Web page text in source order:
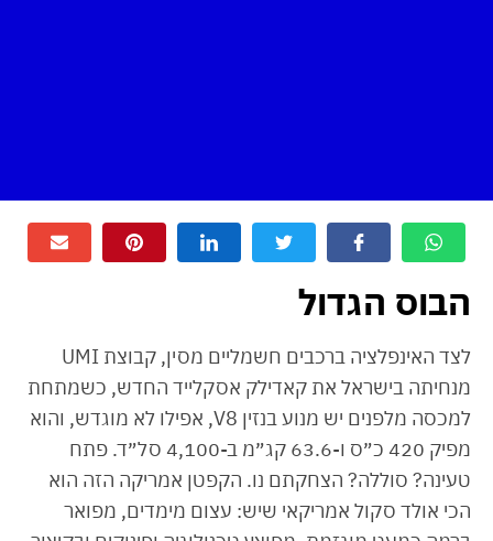
הבוס הגדול
לצד האינפלציה ברכבים חשמליים מסין, קבוצת UMI
מנחיתה בישראל את קאדילק אסקלייד החדש, כשמתחת
למכסה מלפנים יש מנוע בנזין V8, אפילו לא מוגדש, והוא
מפיק 420 כ״ס ו-63.6 קג״מ ב-4,100 סל״ד. פתח
טעינה? סוללה? הצחקתם נו. הקפטן אמריקה הזה הוא
הכי אולד סקול אמריקאי שיש: עצום מימדים, מפואר